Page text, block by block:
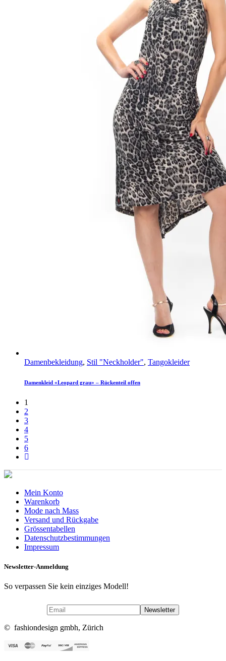
Damenbekleidung, Stil "Neckholder", Tangokleider
Damenkleid «Leopard grau» – Rückenteil offen
1
2
3
4
5
6
Mein Konto
Warenkorb
Mode nach Mass
Versand und Rückgabe
Grössentabellen
Datenschutzbestimmungen
Impressum
Newsletter-Anmeldung
So verpassen Sie kein einziges Modell!
© fashiondesign gmbh, Zürich